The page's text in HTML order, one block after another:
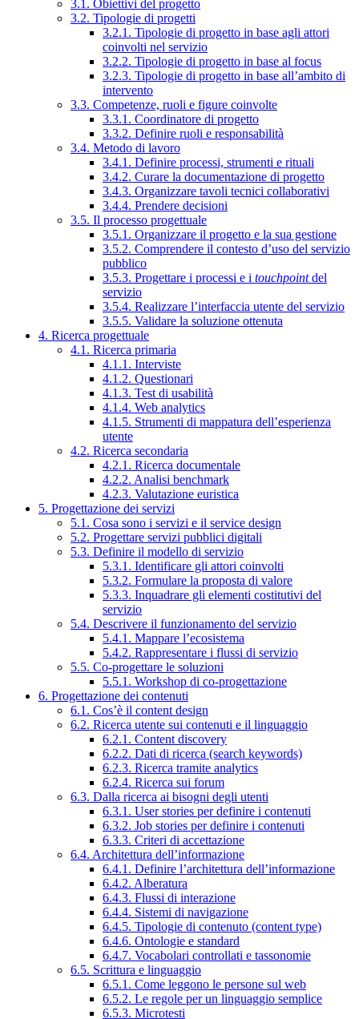
3.1. Obiettivi del progetto
3.2. Tipologie di progetti
3.2.1. Tipologie di progetto in base agli attori
coinvolti nel servizio
3.2.2. Tipologie di progetto in base al focus
3.2.3. Tipologie di progetto in base all’ambito di
intervento
3.3. Competenze, ruoli e figure coinvolte
3.3.1. Coordinatore di progetto
3.3.2. Definire ruoli e responsabilità
3.4. Metodo di lavoro
3.4.1. Definire processi, strumenti e rituali
3.4.2. Curare la documentazione di progetto
3.4.3. Organizzare tavoli tecnici collaborativi
3.4.4. Prendere decisioni
3.5. Il processo progettuale
3.5.1. Organizzare il progetto e la sua gestione
3.5.2. Comprendere il contesto d’uso del servizio
pubblico
3.5.3. Progettare i processi e i touchpointdel
servizio
3.5.4. Realizzare l’interfaccia utente del servizio
3.5.5. Validare la soluzione ottenuta
4. Ricerca progettuale
4.1. Ricerca primaria
4.1.1. Interviste
4.1.2. Questionari
4.1.3. Test di usabilità
4.1.4. Web analytics
4.1.5. Strumenti di mappatura dell’esperienza
utente
4.2. Ricerca secondaria
4.2.1. Ricerca documentale
4.2.2. Analisi benchmark
4.2.3. Valutazione euristica
5. Progettazione dei servizi
5.1. Cosa sono i servizi e il service design
5.2. Progettare servizi pubblici digitali
5.3. Definire il modello di servizio
5.3.1. Identificare gli attori coinvolti
5.3.2. Formulare la proposta di valore
5.3.3. Inquadrare gli elementi costitutivi del
servizio
5.4. Descrivere il funzionamento del servizio
5.4.1. Mappare l’ecosistema
5.4.2. Rappresentare i flussi di servizio
5.5. Co-progettare le soluzioni
5.5.1. Workshop di co-progettazione
6. Progettazione dei contenuti
6.1. Cos’è il content design
6.2. Ricerca utente sui contenuti e il linguaggio
6.2.1. Content discovery
6.2.2. Dati di ricerca (search keywords)
6.2.3. Ricerca tramite analytics
6.2.4. Ricerca sui forum
6.3. Dalla ricerca ai bisogni degli utenti
6.3.1. User stories per definire i contenuti
6.3.2. Job stories per definire i contenuti
6.3.3. Criteri di accettazione
6.4. Architettura dell’informazione
6.4.1. Definire l’architettura dell’informazione
6.4.2. Alberatura
6.4.3. Flussi di interazione
6.4.4. Sistemi di navigazione
6.4.5. Tipologie di contenuto (content type)
6.4.6. Ontologie e standard
6.4.7. Vocabolari controllati e tassonomie
6.5. Scrittura e linguaggio
6.5.1. Come leggono le persone sul web
6.5.2. Le regole per un linguaggio semplice
6.5.3. Microtesti